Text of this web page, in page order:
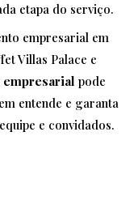
etapa do serviço.
empresarial em
Villas Palace e
empresarial pode
entende e garanta
e convidados.